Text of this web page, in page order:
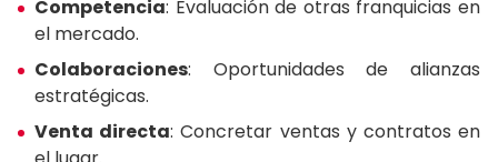
Competencia: Evaluación de otras franquicias en
el mercado.
Colaboraciones: Oportunidades de alianzas
estratégicas.
Venta directa: Concretar ventas y contratos en